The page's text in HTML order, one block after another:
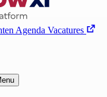
Agenda Vacatures